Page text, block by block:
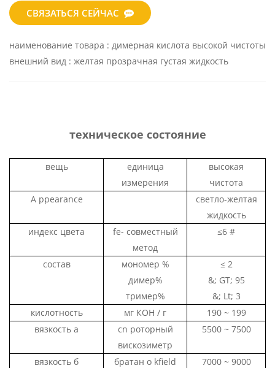
СВЯЗАТЬСЯ СЕЙЧАС
наименование товара : димерная кислота высокой чистоты
внешний вид : желтая прозрачная густая жидкость
техническое состояние
вещь
единица
измерения
высокая
чистота
Appearance
светло-желтая
жидкость
индекс цвета
fe- совместный
метод
≤6 #
состав мономер %
димер%
тример%
≤2
&; GT; 95
&; Lt; 3
кислотность
мг КОН / г
190 ~ 199
вязкость а
cn роторный
вискозиметр
5500 ~ 7500
вязкость б братан о kfield
7000 ~ 9000